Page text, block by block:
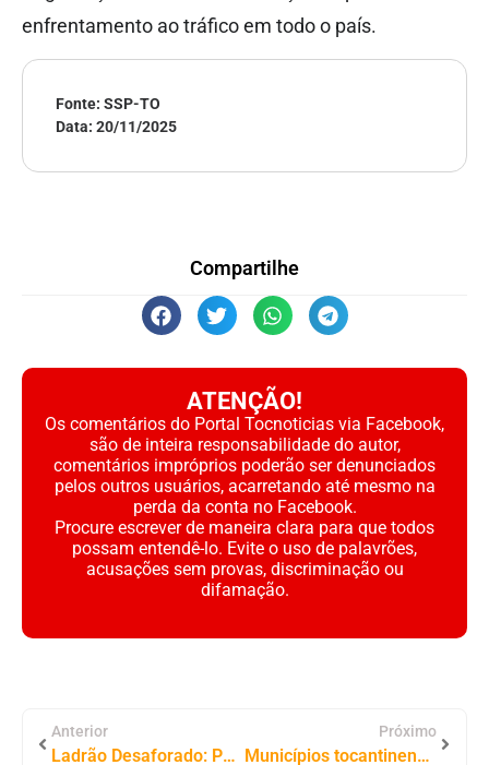
enfrentamento ao tráfico em todo o país.
Fonte: SSP-TO
Data: 20/11/2025
Compartilhe
ATENÇÃO!
Os comentários do Portal Tocnoticias via Facebook,
são de inteira responsabilidade do autor,
comentários impróprios poderão ser denunciados
pelos outros usuários, acarretando até mesmo na
perda da conta no Facebook.
Procure escrever de maneira clara para que todos
possam entendê-lo. Evite o uso de palavrões,
acusações sem provas, discriminação ou
difamação.
Anterior
Ladrão Desaforado: Polícia Civil prende jovem que furtou motocicleta do pátio da Delegacia em Filadélfia
Próximo
Municípios tocantinenses recebem mais de R$ 24 milhões da senadora Dorinha